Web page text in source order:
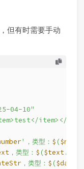
但有时需要手动
04-10"
item></
'，类型： $ (
，类型： $ ($text
，类型： $ (